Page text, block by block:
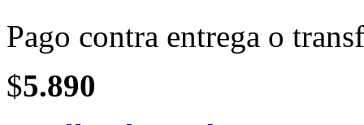
Pago contra entrega o
$5.890